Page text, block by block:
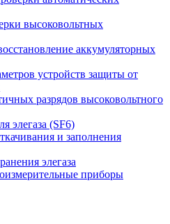
высоковольтных
аккумуляторных
устройств защиты от
разрядов высоковольтного
элегаза (SF6)
и заполнения
элегаза
приборы